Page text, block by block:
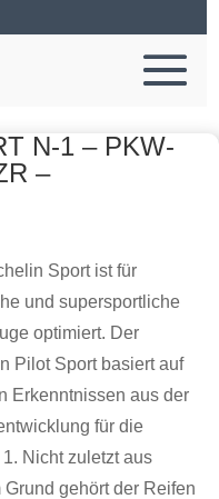
N-1 – PKW-
–
Sport ist für
und supersportliche
optimiert. Der
Pilot Sport basiert auf
Erkenntnissen aus der
für die
1. Nicht zuletzt aus
Grund gehört der Reifen